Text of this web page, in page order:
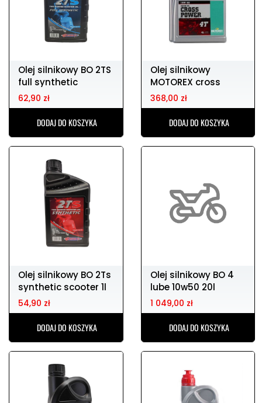
Olej silnikowy BO 2TS
full synthetic
scooter 1l
62,90 zł
DODAJ DO KOSZYKA
Olej silnikowy
MOTOREX cross
power 4T 10w60 4l
368,00 zł
DODAJ DO KOSZYKA
Olej silnikowy BO 2Ts
synthetic scooter 1l
54,90 zł
DODAJ DO KOSZYKA
Olej silnikowy BO 4
lube 10w50 20l
1 049,00 zł
DODAJ DO KOSZYKA